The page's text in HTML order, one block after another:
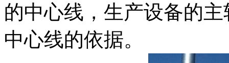
的中心线，生产设备的
中心线的依据。